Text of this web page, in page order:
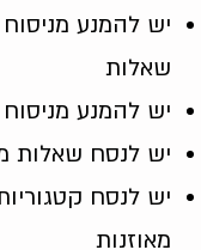
יש להמנע
שאלות
יש להמנע
יש לנסח שאלות
יש לנסח
מאוזנות